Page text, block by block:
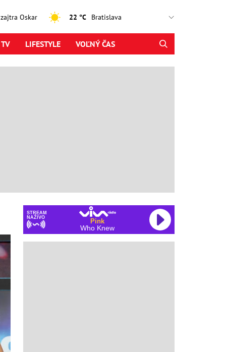
Oskar 22 °C
LIFESTYLE VOĽNÝ ČAS
STREAM
NAŽIVO
Pink
Who Knew